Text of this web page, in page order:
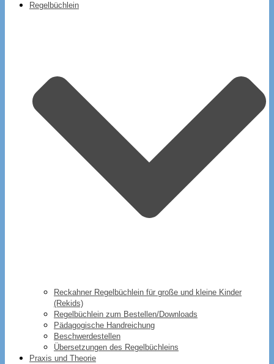
Regelbüchlein
Reckahner Regelbüchlein für große und kleine Kinder
(Rekids)
Regelbüchlein zum Bestellen/Downloads
Pädagogische Handreichung
Beschwerdestellen
Übersetzungen des Regelbüchleins
Praxis und Theorie